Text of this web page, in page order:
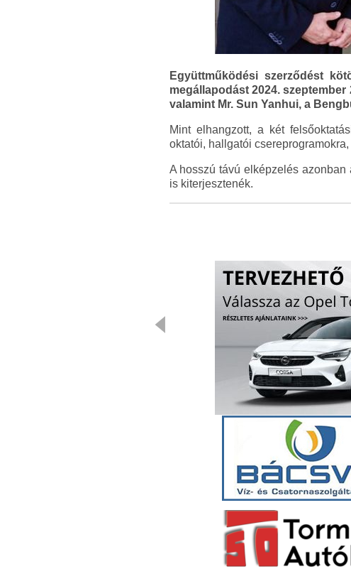
Együttműködési szerződést
megállapodást 2024.
valamint Mr. Sun Yanhui, a
Mint elhangzott, a két
oktatói, hallgatói
A hosszú távú elképzelés
is kiterjesztenék.